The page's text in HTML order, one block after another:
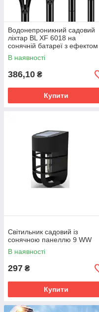
Водонепроникний садовий
ліхтар BL XF 6018 на
сонячній батареї з ефектом
полум'я Solar flame комплект
2шт
В наявності
386,10 ₴
Купити
Світильник садовий із
сонячною панеллю 9 WW
В наявності
297 ₴
Купити